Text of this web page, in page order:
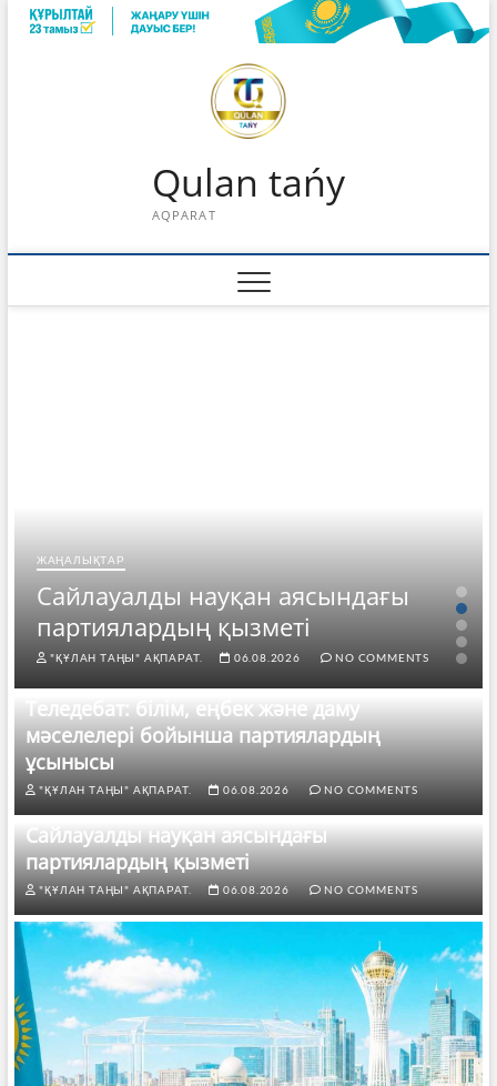
Skip
Qulan tańy
AQPARAT
ЖАҢАЛЫҚТАР
Сайлауалды науқан аясындағы
партиялардың қызметі
"ҚҰЛАН ТАҢЫ" АҚПАРАТ. 06.08.2026 NO COMMENTS
Теледебат: білім, еңбек және даму
мәселелері бойынша партиялардың
ұсынысы
"ҚҰЛАН ТАҢЫ" АҚПАРАТ. 06.08.2026 NO COMMENTS
Сайлауалды науқан аясындағы
партиялардың қызметі
"ҚҰЛАН ТАҢЫ" АҚПАРАТ. 06.08.2026 NO COMMENTS